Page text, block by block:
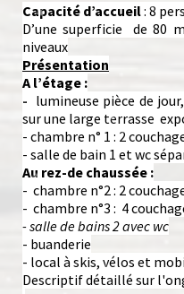
Capacité d’accueil: 8
D’une superficie de 80
niveaux
Présentation
A l’étage :
- lumineuse pièce de
sur une large terrasse
- chambre n° 1 : 2
- salle de bain 1 et wc
Au rez-de chaussée :
- chambre n°2 : 2
- chambre n°3 : 4
- salle de bains 2 avec wc
- buanderie
- local à skis, vélos et
Descriptif détaillé sur